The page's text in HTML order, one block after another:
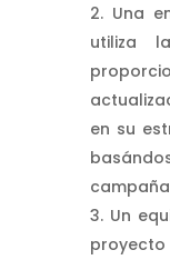
Una
utiliza
en su
Un